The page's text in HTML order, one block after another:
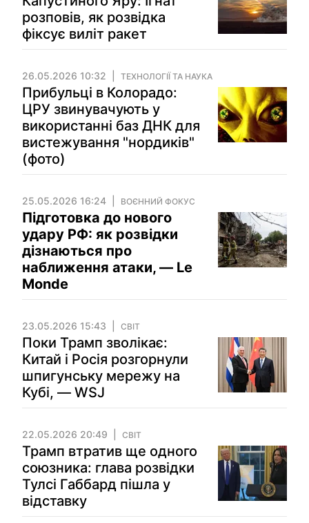
розповів, як розвідка
фіксує виліт ракет
26.05.2026 10:32 ТЕХНОЛОГІЇ ТА НАУКА
Прибульці в Колорадо:
ЦРУ звинувачують у
використанні баз ДНК для
вистежування "нордиків"
(фото)
25.05.2026 16:24 ВОЄННИЙ ФОКУС
Підготовка до нового
удару РФ: як розвідки
дізнаються про
наближення атаки, — Le
Monde
23.05.2026 15:43 СВІТ
Поки Трамп зволікає:
Китай і Росія розгорнули
шпигунську мережу на
Кубі, — WSJ
22.05.2026 20:49 СВІТ
Трамп втратив ще одного
союзника: глава розвідки
Тулсі Габбард пішла у
відставку